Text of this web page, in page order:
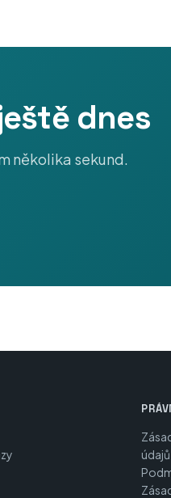
dnes
několika sekund.
údajů